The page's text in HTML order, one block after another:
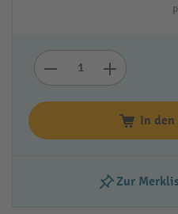
In den
Zur